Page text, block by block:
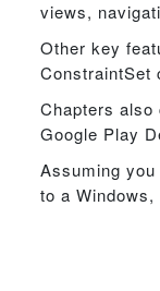
views,
Other key
ConstraintSet
Chapters also
Google Play
Assuming
to a